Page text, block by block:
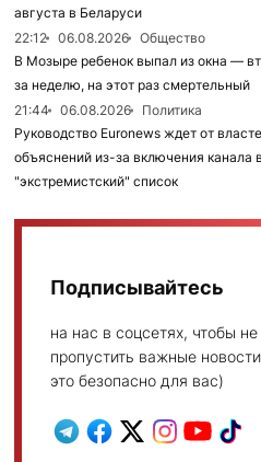
августа в Беларуси
22:12
06.08.2026
Общество
В Мозыре ребенок выпал из окна —
за неделю, на этот раз смертельный
21:44
06.08.2026
Политика
Руководство Euronews ждет от
объяснений из-за включения канала в
"экстремистский" список
Подписывайтесь
на нас в соцсетях, чтобы не
пропустить важные
это безопасно для вас)